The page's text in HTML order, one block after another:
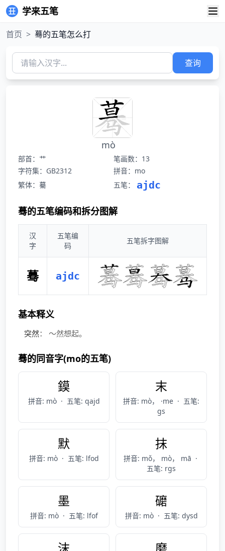
学来五笔
首页 > 蓦的五笔怎么打
查询
mò
部首：艹
笔画数：13
字符集：GB2312
拼音：mo
繁体：驀
五笔： ajdc
蓦的五笔编码和拆分图解
汉
字
五笔编
码
五笔拆字图解
蓦 ajdc
基本释义
突然： ～然想起。
蓦的同音字(mo的五笔)
鏌
拼音: mò · 五笔: qajd
末
拼音: mò， ·me · 五笔:
gs
默
拼音: mò · 五笔: lfod
抹
拼音: mǒ， mò， mā ·
五笔: rgs
墨
拼音: mò · 五笔: lfof
礳
拼音: mò · 五笔: dysd